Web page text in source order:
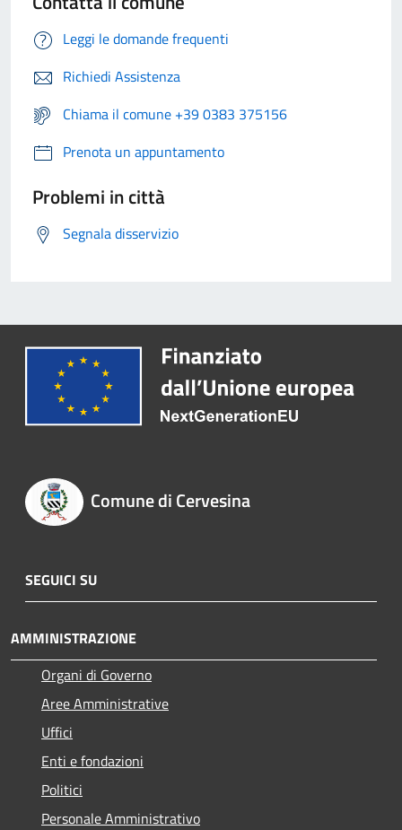
Leggi le domande frequenti
Richiedi Assistenza
Chiama il comune +39 0383 375156
Prenota un appuntamento
Problemi in città
Segnala disservizio
Comune di Cervesina
SEGUICI SU
AMMINISTRAZIONE
Organi di Governo
Aree Amministrative
Uffici
Enti e fondazioni
Politici
Personale Amministrativo